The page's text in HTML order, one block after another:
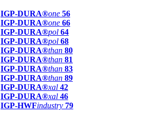
IGP-DURA®one 56
IGP-DURA®one 66
IGP-DURA®pol 64
IGP-DURA®pol 68
IGP-DURA®than 80
IGP-DURA®than 81
IGP-DURA®than 83
IGP-DURA®than 89
IGP-DURA®xal 42
IGP-DURA®xal 46
IGP-HWFindustry 79